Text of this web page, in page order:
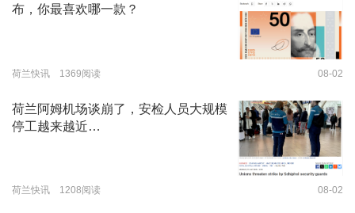
布，你最喜欢哪一款？
荷兰快讯 1369阅读 08-02
荷兰阿姆机场谈崩了，安检人员大规模
停工越来越近…
荷兰快讯 1208阅读 08-02